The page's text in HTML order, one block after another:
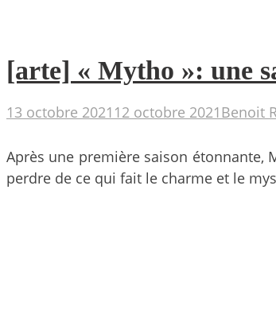
[arte] « Mytho »: une
13 octobre 2021 12 octobre 2021 Benoit
Après une première saison étonnante,
perdre de ce qui fait le charme et le